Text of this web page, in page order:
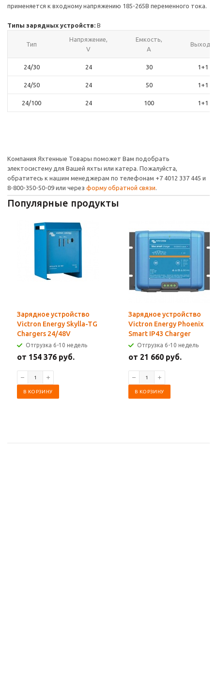
применяется к входному напряжению 185-265В переменного тока.
Типы зарядных устройств: В
Тип
Напряжение,
V
Емкость,
A
Выходы
24/30 24 30 1+1
24/50 24 50 1+1
24/100 24 100 1+1
Компания Яхтенные Товары поможет Вам подобрать
электосистему для Вашей яхты или катера. Пожалуйста,
обратитесь к нашим менеджерам по телефонам +7 4012 337 445 и
8-800-350-50-09 или через форму обратной связи.
Популярные продукты
Зарядное устройство
Victron Energy Skylla-TG
Chargers 24/48V
Отгрузка 6-10 недель
от 154 376 руб.
В КОРЗИНУ
Зарядное устройство
Victron Energy Phoenix
Smart IP43 Charger
Отгрузка 6-10 недель
от 21 660 руб.
В КОРЗИНУ